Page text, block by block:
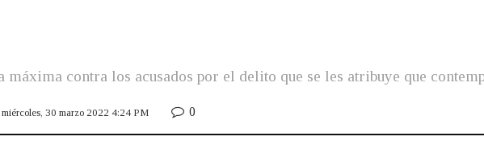
contra los acusados por el delito que se les atribuye que
miércoles, 30 marzo 2022 4:24 PM 0